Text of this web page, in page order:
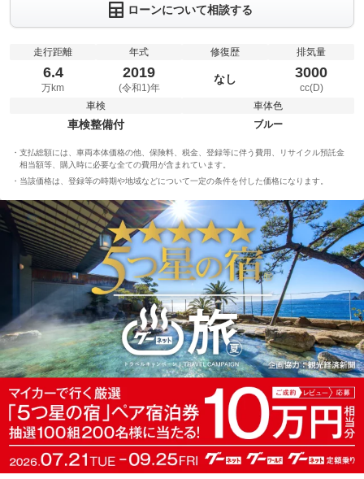
ローンについて相談する
走行距離
6.4
万km
年式
2019
(令和1)年
修復歴
なし
排気量
3000
cc(D)
車検
車検整備付
車体色
ブルー
支払総額には、車両本体価格の他、保険料、税金、登録等に伴う費用、リサイクル預託金
相当額等、購入時に必要な全ての費用が含まれています。
当該価格は、登録等の時期や地域などについて一定の条件を付した価格になります。